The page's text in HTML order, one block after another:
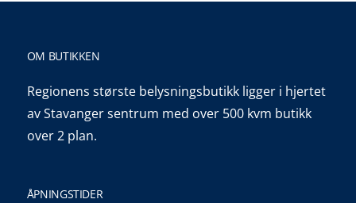
OM BUTIKKEN
Regionens største belysningsbutikk ligger i hjertet
av Stavanger sentrum med over 500 kvm butikk
over 2 plan.
ÅPNINGSTIDER